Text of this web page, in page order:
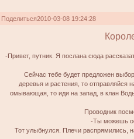
Поделиться2010-03-08 19:24:28
-Привет, путник. Я послана сюда
Сейчас тебе будет предложен
деревья и растения, то
омывающая, то иди на запад, в клан
Проводник
-Ты можешь
Тот улыбнулся. Плечи распрямились,